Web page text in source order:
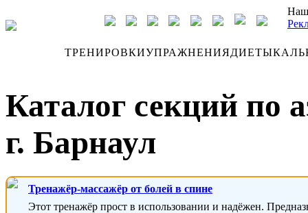
ТРЕНИРОВКИУПРАЖНЕНИЯДИЕТЫ
Каталог секций по
г. Барнаул
Тренажёр-массажёр от болей в спине
Этот тренажёр прост в использовании и надёжен.